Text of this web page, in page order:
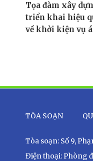
Tọa đàm xây
triển khai hiệu
về khởi kiện vụ
TÒA SOẠN
Tòa soạn: Số 9,
Điện thoại: Phòng